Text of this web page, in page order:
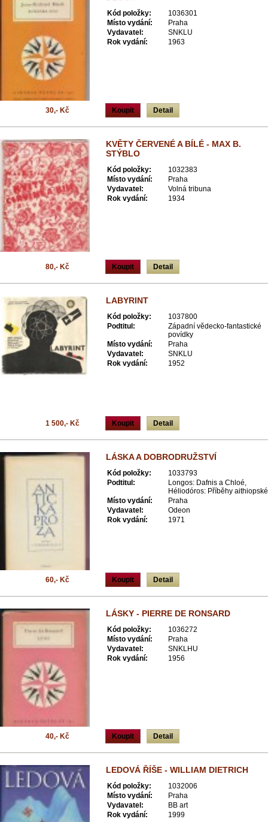
Kód položky:
1036301
Místo vydání:
Praha
Vydavatel:
SNKLU
Rok vydání:
1963
Koupit Detail
30,- Kč
KVĚTY ČERVENÉ A BÍLÉ - MAX B.
STÝBLO
Kód položky:
1032383
Místo vydání:
Praha
Vydavatel:
Volná tribuna
Rok vydání:
1934
Koupit Detail
80,- Kč
LABYRINT
Kód položky:
1037800
Podtitul:
Západní vědecko-fantastické
povídky
Místo vydání:
Praha
Vydavatel:
SNKLU
Rok vydání:
1952
Koupit Detail
1 500,- Kč
LÁSKA A DOBRODRUŽSTVÍ
Kód položky:
1033793
Podtitul:
Longos: Dafnis a Chloé,
Héliodóros: Příběhy aithiopské
Místo vydání:
Praha
Vydavatel:
Odeon
Rok vydání:
1971
Koupit Detail
60,- Kč
LÁSKY - PIERRE DE RONSARD
Kód položky:
1036272
Místo vydání:
Praha
Vydavatel:
SNKLHU
Rok vydání:
1956
Koupit Detail
40,- Kč
LEDOVÁ ŘÍŠE - WILLIAM DIETRICH
Kód položky:
1032006
Místo vydání:
Praha
Vydavatel:
BB art
Rok vydání:
1999